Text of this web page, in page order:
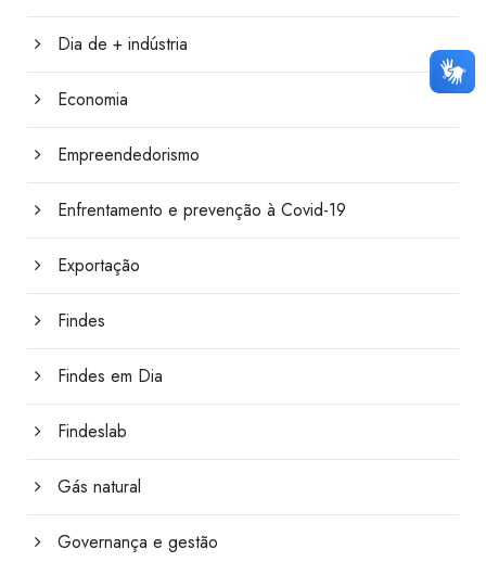
Dia de + indústria
Economia
Empreendedorismo
Enfrentamento e prevenção à Covid-19
Exportação
Findes
Findes em Dia
Findeslab
Gás natural
Governança e gestão